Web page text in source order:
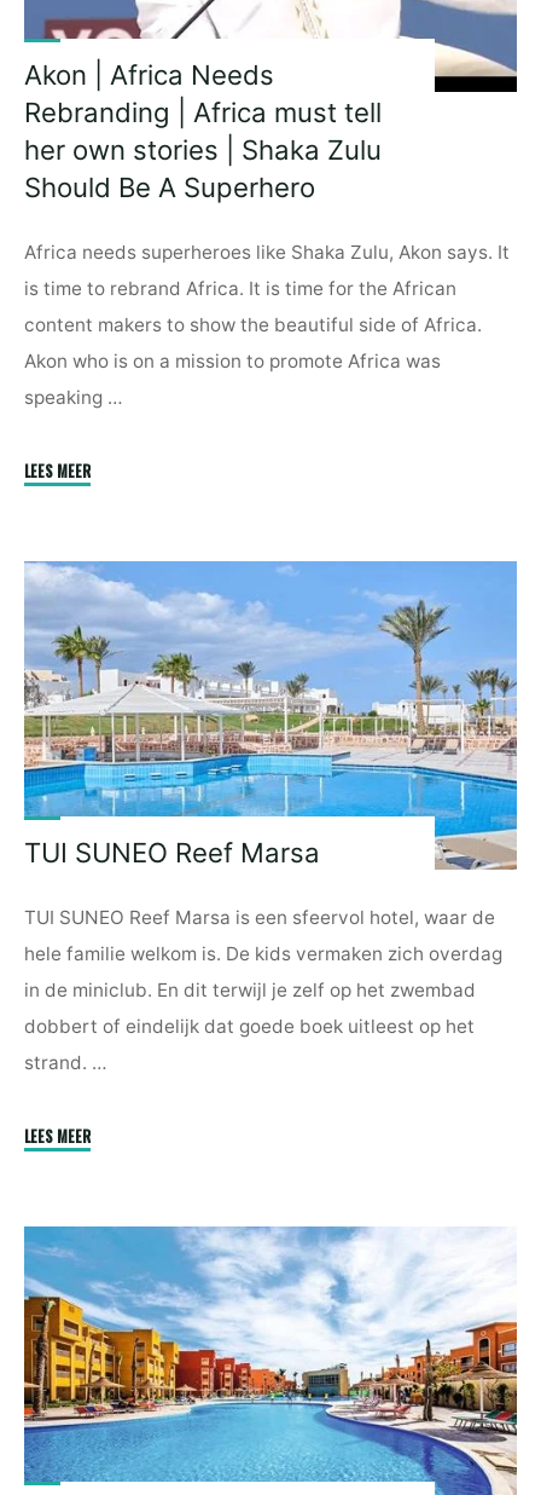
Akon | Africa Needs
Rebranding | Africa must tell
her own stories | Shaka Zulu
Should Be A Superhero
Africa needs superheroes like Shaka Zulu, Akon says. It
is time to rebrand Africa. It is time for the African
content makers to show the beautiful side of Africa.
Akon who is on a mission to promote Africa was
speaking …
LEES MEER"Akon
Needs
Rebranding
Africa
must
tell
her
own
stories
Shaka
Should
Be
A
Superhero"
TUI SUNEO Reef Marsa
TUI SUNEO Reef Marsa is een sfeervol hotel, waar de
hele familie welkom is. De kids vermaken zich overdag
in de miniclub. En dit terwijl je zelf op het zwembad
dobbert of eindelijk dat goede boek uitleest op het
strand. …
LEES MEER"TUI
Marsa"